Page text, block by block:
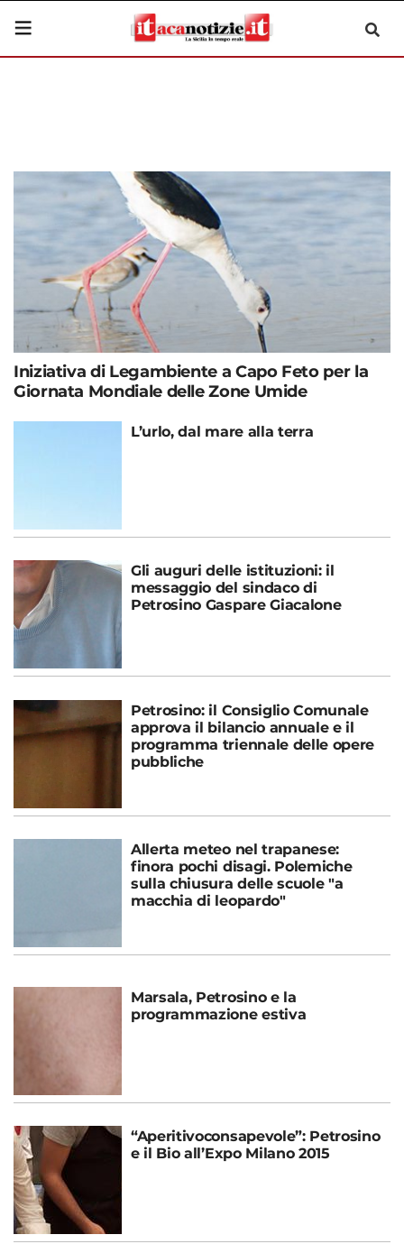
Iniziativa di Legambiente a Capo Feto per la
Giornata Mondiale delle Zone Umide
L’urlo, dal mare alla terra
Gli auguri delle istituzioni: il
messaggio del sindaco di
Petrosino Gaspare Giacalone
Petrosino: il Consiglio Comunale
approva il bilancio annuale e il
programma triennale delle opere
pubbliche
Allerta meteo nel trapanese:
finora pochi disagi. Polemiche
sulla chiusura delle scuole "a
macchia di leopardo"
Marsala, Petrosino e la
programmazione estiva
“Aperitivoconsapevole”: Petrosino
e il Bio all’Expo Milano 2015